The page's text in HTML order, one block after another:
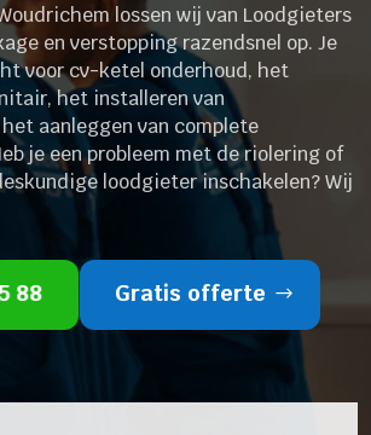
lossen wij van Loodgieters
en verstopping razendsnel op. Je
voor cv-ketel onderhoud, het
het installeren van
aanleggen van complete
je een probleem met de riolering of
loodgieter inschakelen? Wij
88 Gratis offerte